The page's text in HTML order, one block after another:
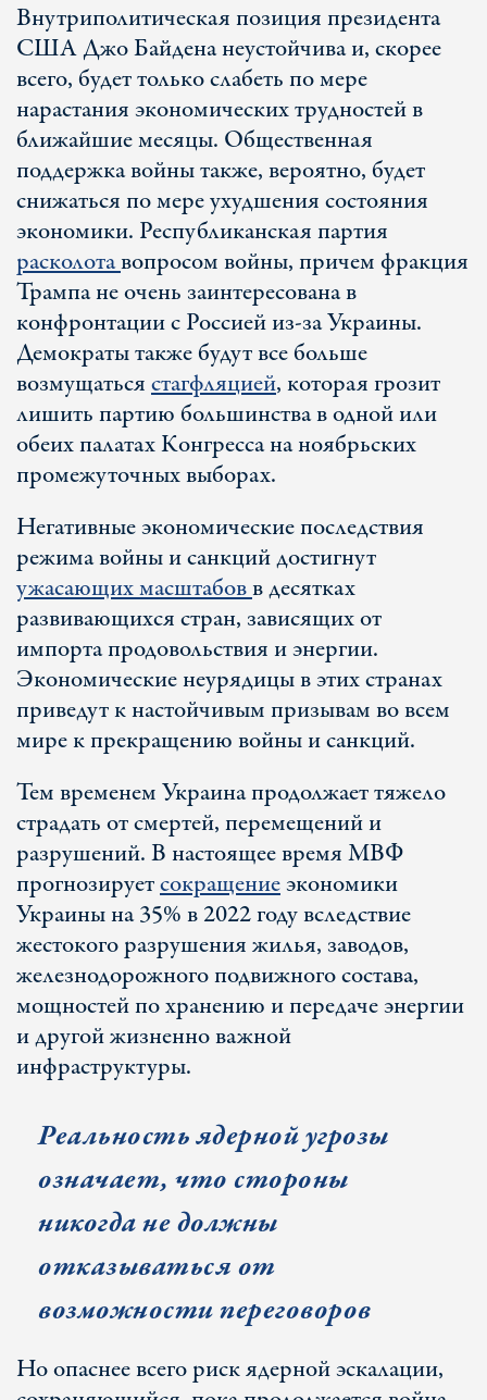
Внутриполитическая позиция президента
США Джо Байдена неустойчива и, скорее
всего, будет только слабеть по мере
нарастания экономических трудностей в
ближайшие месяцы. Общественная
поддержка войны также, вероятно, будет
снижаться по мере ухудшения состояния
экономики. Республиканская партия
расколотавопросом войны, причем фракция
Трампа не очень заинтересована в
конфронтации с Россией из-за Украины.
Демократы также будут все больше
возмущатьсястагфляцией, которая грозит
лишить партию большинства в одной или
обеих палатах Конгресса на ноябрьских
промежуточных выборах.
Негативные экономические последствия
режима войны и санкций достигнут
ужасающих масштабовв десятках
развивающихся стран, зависящих от
импорта продовольствия и энергии.
Экономические неурядицы в этих странах
приведут к настойчивым призывам во всем
мире к прекращению войны и санкций.
Тем временем Украина продолжает тяжело
страдать от смертей, перемещений и
разрушений. В настоящее время МВФ
прогнозируетсокращениеэкономики
Украины на 35% в 2022 году вследствие
жестокого разрушения жилья, заводов,
железнодорожного подвижного состава,
мощностей по хранению и передаче энергии
и другой жизненно важной
инфраструктуры.
Реальность ядерной угрозы
означает, что стороны
никогда не должны
отказываться от
возможности переговоров
Но опаснее всего риск ядерной эскалации,